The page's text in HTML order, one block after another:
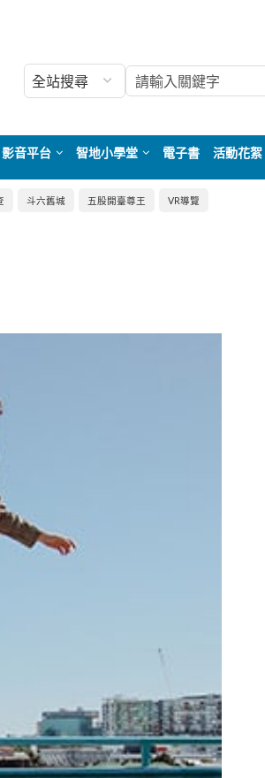
影音平台 智地小學堂 電子書 活動花絮
斗六舊城 五股開臺尊王 VR導覽